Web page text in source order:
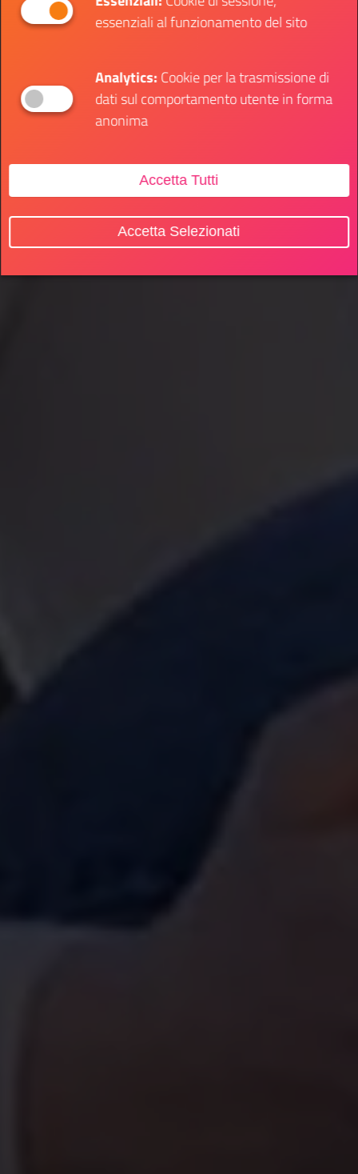
essenziali al funzionamento del sito
Analytics:Cookie per la trasmissione di
dati sul comportamento utente in forma
anonima
Accetta Tutti
Accetta Selezionati